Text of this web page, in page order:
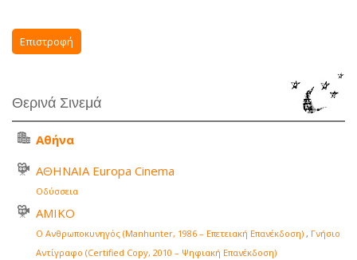
Επιστροφή
Θερινά Σινεμά
Αθήνα
ΑΘΗΝΑΙΑ Europa Cinema
Οδύσσεια
ΑΜΙΚΟ
Ο Ανθρωποκυνηγός (Manhunter, 1986 – Επετειακή Επανέκδοση) , Γνήσιο
Αντίγραφο (Certified Copy, 2010 – Ψηφιακή Επανέκδοση)